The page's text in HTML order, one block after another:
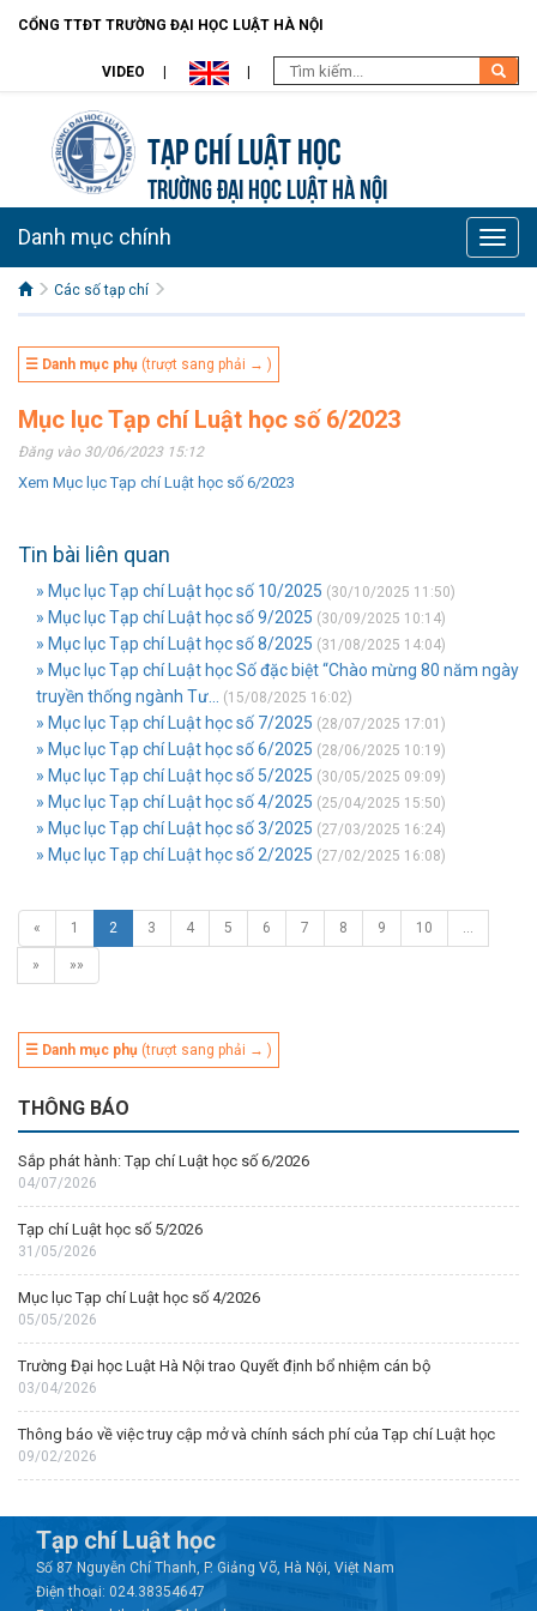
CỔNG TTĐT TRƯỜNG ĐẠI HỌC LUẬT HÀ NỘI
VIDEO
Tạp chí Luật học
TRƯỜNG ĐẠI HỌC LUẬT HÀ NỘI
Toggle
Danh mục chính
Các số tạp chí
☰ Danh mục phụ (trượt sang phải → )
Mục lục Tạp chí Luật học số 6/2023
Đăng vào 30/06/2023 15:12
Xem Mục lục Tạp chí Luật học số 6/2023
Tin bài liên quan
» Mục lục Tạp chí Luật học số 10/2025 (30/10/2025 11:50)
» Mục lục Tạp chí Luật học số 9/2025 (30/09/2025 10:14)
» Mục lục Tạp chí Luật học số 8/2025 (31/08/2025 14:04)
» Mục lục Tạp chí Luật học Số đặc biệt “Chào mừng 80 năm ngày
truyền thống ngành Tư...
(15/08/2025 16:02)
» Mục lục Tạp chí Luật học số 7/2025 (28/07/2025 17:01)
» Mục lục Tạp chí Luật học số 6/2025 (28/06/2025 10:19)
» Mục lục Tạp chí Luật học số 5/2025 (30/05/2025 09:09)
» Mục lục Tạp chí Luật học số 4/2025 (25/04/2025 15:50)
» Mục lục Tạp chí Luật học số 3/2025 (27/03/2025 16:24)
» Mục lục Tạp chí Luật học số 2/2025 (27/02/2025 16:08)
« 1 2 3 4 5 6 7 8 9 10 …
» »»
☰ Danh mục phụ (trượt sang phải → )
THÔNG BÁO
Sắp phát hành: Tạp chí Luật học số 6/2026
04/07/2026
Tạp chí Luật học số 5/2026
31/05/2026
Mục lục Tạp chí Luật học số 4/2026
05/05/2026
Trường Đại học Luật Hà Nội trao Quyết định bổ nhiệm cán bộ
03/04/2026
Thông báo về việc truy cập mở và chính sách phí của Tạp chí Luật học
09/02/2026
Tạp chí Luật học
Số 87 Nguyễn Chí Thanh, P. Giảng Võ, Hà Nội, Việt Nam
Điện thoại: 024.38354647